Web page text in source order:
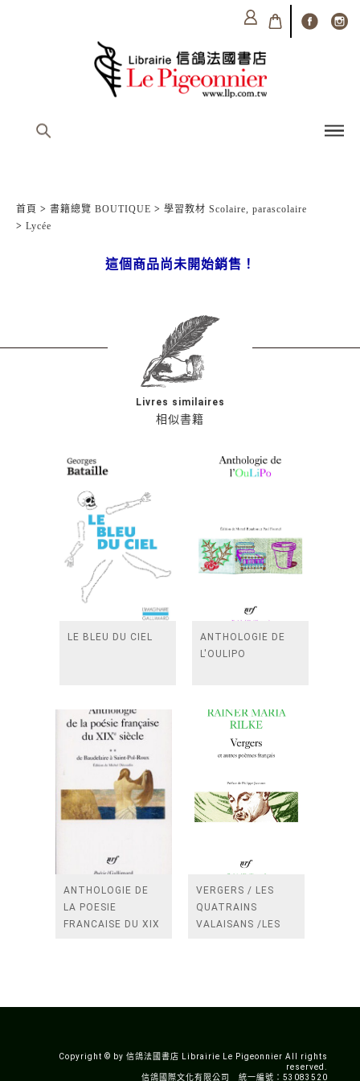
首頁 > 書籍總覽 BOUTIQUE > 學習教材 Scolaire, parascolaire
> Lycée
這個商品尚未開始銷售！
相似書籍
Livres similaires
LE BLEU DU CIEL
ANTHOLOGIE DE
L'OULIPO
ANTHOLOGIE DE
LA POESIE
FRANCAISE DU XIX
VERGERS / LES
QUATRAINS
VALAISANS /LES
Copyright © by 信鴿法國書店 Librairie Le Pigeonnier All rights
reserved.
信鴿國際文化有限公司 統一編號：53083520